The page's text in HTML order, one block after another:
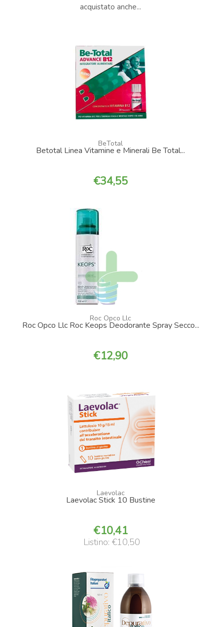
acquistato anche...
BeTotal
Betotal Linea Vitamine e Minerali Be Total...
34,55
Roc Opco Llc
Roc Opco Llc Roc Keops Deodorante Spray Secco...
12,90
Laevolac
Laevolac Stick 10 Bustine
10,41
Listino: €10,50